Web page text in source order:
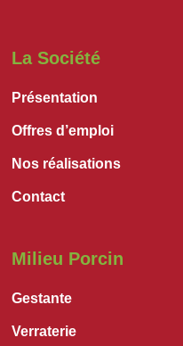
La Société
Présentation
Offres d’emploi
Nos réalisations
Contact
Milieu Porcin
Gestante
Verraterie